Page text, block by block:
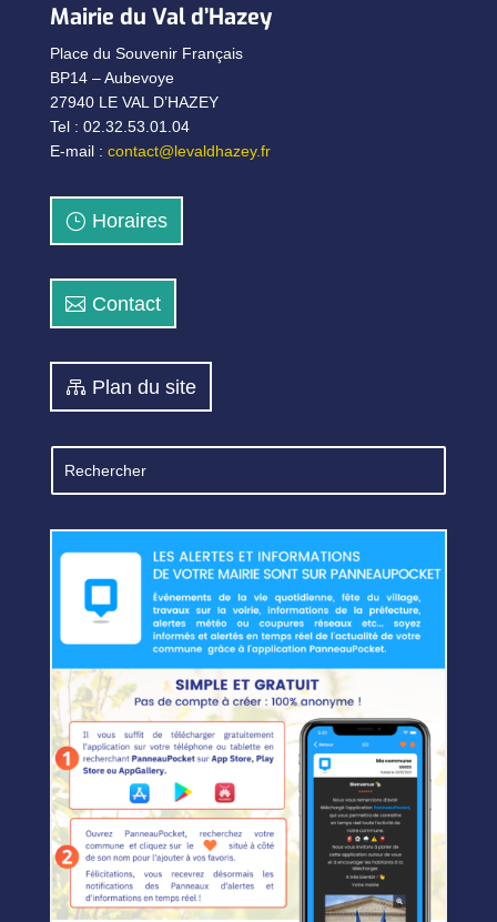
Mairie du Val d’Hazey
Place du Souvenir Français
BP14 – Aubevoye
27940 LE VAL D’HAZEY
Tel : 02.32.53.01.04
E-mail : contact@levaldhazey.fr
Horaires
Contact
Plan du site